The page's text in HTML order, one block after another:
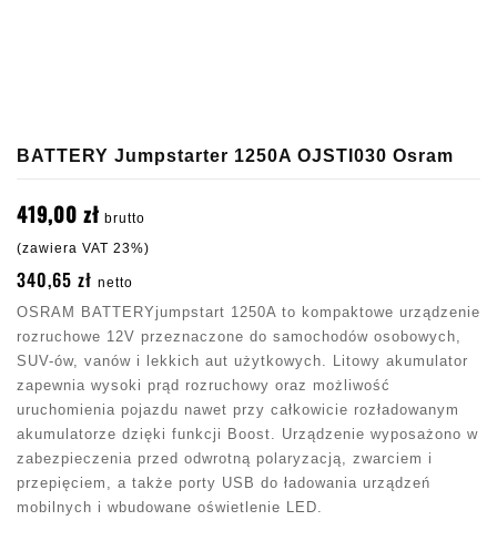
BATTERY Jumpstarter 1250A OJSTI030 Osram
419,00 zł brutto
(zawiera VAT 23%)
340,65 zł netto
OSRAM BATTERYjumpstart 1250A to kompaktowe urządzenie
rozruchowe 12V przeznaczone do samochodów osobowych,
SUV-ów, vanów i lekkich aut użytkowych. Litowy akumulator
zapewnia wysoki prąd rozruchowy oraz możliwość
uruchomienia pojazdu nawet przy całkowicie rozładowanym
akumulatorze dzięki funkcji Boost. Urządzenie wyposażono w
zabezpieczenia przed odwrotną polaryzacją, zwarciem i
przepięciem, a także porty USB do ładowania urządzeń
mobilnych i wbudowane oświetlenie LED.